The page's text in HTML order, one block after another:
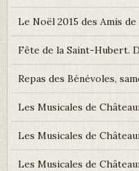
Le Noël 2015 des Amis
Fête de la Saint-Hubert.
Repas des Bénévoles,
Les Musicales de
Les Musicales de
Les Musicales de